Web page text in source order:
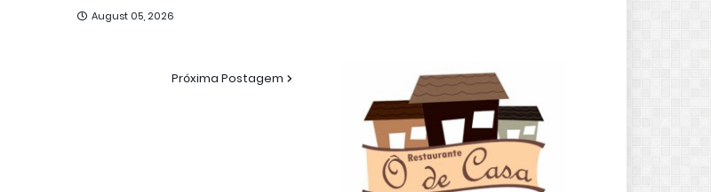
August 05, 2026
Próxima Postagem